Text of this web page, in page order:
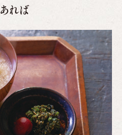
れば